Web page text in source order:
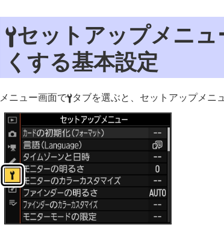
Bセットアップメニ
くする基本設定
メニュー画面でBタブを選ぶと、セットアップメニ